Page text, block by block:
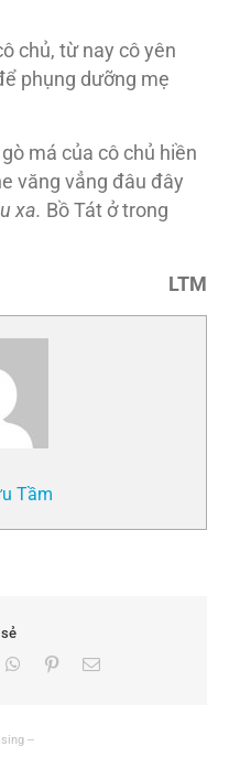
chủ, từ nay cô yên
phụng dưỡng mẹ
má của cô chủ hiền
văng vẳng đâu đây
xa. Bồ Tát ở trong
LTM
Tầm
WhatsApp
PinterestEmail